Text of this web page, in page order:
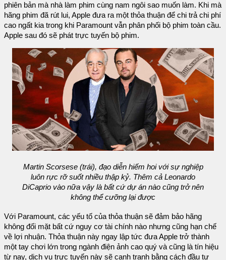
phiên bản mà nhà làm phim cùng nam ngôi sao muốn làm. Khi mà
hãng phim đã rút lui, Apple đưa ra một thỏa thuận để chi trả chi phí
cao ngất kia trong khi Paramount vẫn phân phối bộ phim toàn cầu.
Apple sau đó sẽ phát trực tuyến bộ phim.
Martin Scorsese (trái), đạo diễn hiếm hoi với sự nghiệp
luôn rực rỡ suốt nhiều thập kỷ. Thêm cả Leonardo
DiCaprio vào nữa vậy là bất cứ dự án nào cũng trở nên
không thể cưỡng lại được
Với Paramount, các yếu tố của thỏa thuận sẽ đảm bảo hãng
không đối mặt bất cứ nguy cơ tài chính nào nhưng cũng hạn chế
về lợi nhuận. Thỏa thuận này ngay lập tức đưa Apple trở thành
một tay chơi lớn trong ngành điện ảnh cao quý và cũng là tín hiệu
từ nay, dịch vụ trực tuyến này sẽ cạnh tranh bằng cách đầu tư